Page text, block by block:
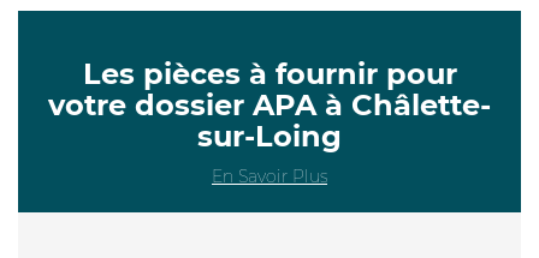
Les pièces à fournir pour
votre dossier APA à Châlette-
sur-Loing
En Savoir Plus